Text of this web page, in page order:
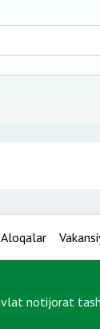
Aloqalar
notijorat